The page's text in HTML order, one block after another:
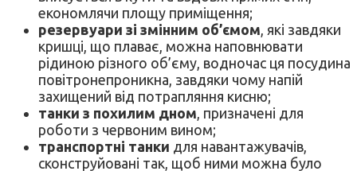
економлячи площу приміщення;
резервуари зі змінним об’ємом, які завдяки
кришці, що плаває, можна наповнювати
рідиною різного об’єму, водночас ця посудина
повітронепроникна, завдяки чому напій
захищений від потрапляння кисню;
танки з похилим дном, призначені для
роботи з червоним вином;
транспортні танки для навантажувачів,
сконструйовані так, щоб ними можна було